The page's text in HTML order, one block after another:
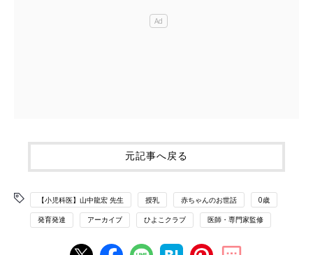
元記事へ戻る
【小児科医】山中龍宏 先生 授乳 赤ちゃんのお世話 0歳
発育発達 アーカイブ ひよこクラブ 医師・専門家監修